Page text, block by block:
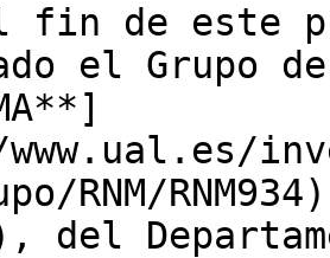
fin de este
el Grupo
RNM/
del